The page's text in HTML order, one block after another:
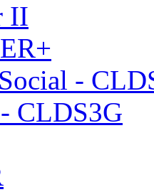
II
-
CLDS3G